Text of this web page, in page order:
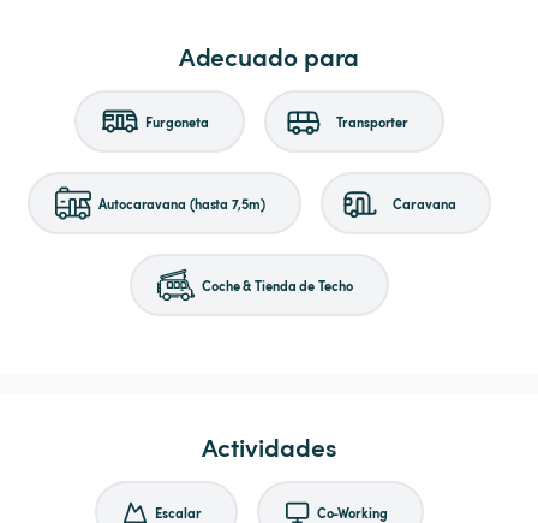
Adecuado para
Furgoneta Transporter
Autocaravana (hasta 7,5m) Caravana
Coche & Tienda de Techo
Actividades
Escalar Co-Working